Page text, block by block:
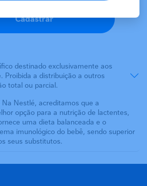
Cadastrar
destinado exclusivamente aos
Proibida a distribuição a outros
total ou parcial.
Na Nestlé, acreditamos que a
opção para a nutrição de lactentes,
uma dieta balanceada e o
imunológico do bebê, sendo superior
seus substitutos.